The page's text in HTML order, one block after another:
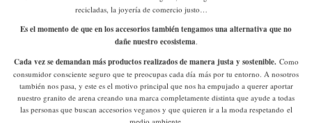
recicladas, la joyería de comercio justo…
Es el momento de que en los accesorios también tengamos una alternativa que no
dañe nuestro ecosistema.
Cada vez se demandan más productos realizados de manera justa y sostenible. Como
consumidor consciente seguro que te preocupas cada día más por tu entorno. A nosotros
también nos pasa, y este es el motivo principal que nos ha empujado a querer aportar
nuestro granito de arena creando una marca completamente distinta que ayude a todas
las personas que buscan accesorios veganos y que quieren ir a la moda respetando el
medio ambiente.